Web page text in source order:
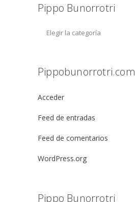
Pippo Bunorrotri
Pippobunorrotri.com
Acceder
Feed de entradas
Feed de comentarios
WordPress.org
Pippo Bunorrotri